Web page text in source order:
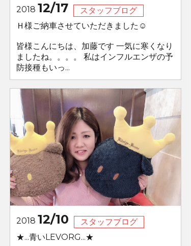
2018 12/17
スタッフブログ
Ｈ様ご納車させていただきました☺
皆様こんにちは、加藤です 一気に寒くなり
ましたね。。。。 私はインフルエンザの予
防接種もいっ...
2018 12/10
スタッフブログ
★...青いLEVORG...★